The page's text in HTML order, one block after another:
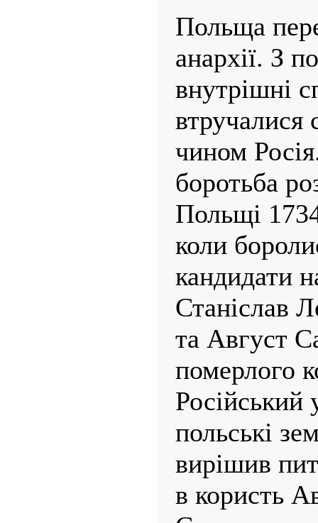
Польща
анархії. З
внутрішні
втручалися
чином
боротьба
Польщі
коли
кандидати
Станіслав
та Август
померлого
Російський
польські
вирішив
в користь